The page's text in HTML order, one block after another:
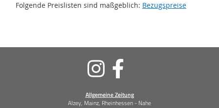
Folgende Preislisten sind maßgeblich: Bezugspreise
Allgemeine Zeitung
Alzey, Mainz, Rheinhessen - Nahe
Soziale
Medien